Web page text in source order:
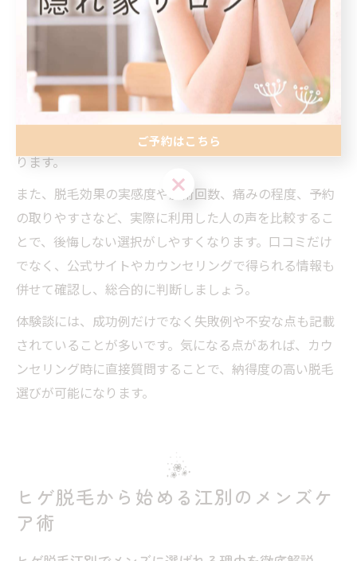
江別脱毛メンズが自分に合った脱毛サロンやクリニック
を選ぶ際、口コミや実際の効果を活用することが効果的
です。インターネット上の口コミサイトやSNS、ホット
ペッパーなどで、施術の満足度や店舗の雰囲気、スタッ
フ対応の評価をチェックしましょう。特にヒゲ脱毛や
VIO脱毛など、部位ごとの体験談はリアルな情報源とな
ります。
また、脱毛効果の実感度や施術回数、痛みの程度、予約
の取りやすさなど、実際に利用した人の声を比較するこ
とで、後悔しない選択がしやすくなります。口コミだけ
でなく、公式サイトやカウンセリングで得られる情報も
併せて確認し、総合的に判断しましょう。
体験談には、成功例だけでなく失敗例や不安な点も記載
されていることが多いです。気になる点があれば、カウ
ンセリング時に直接質問することで、納得度の高い脱毛
選びが可能になります。
ヒゲ脱毛から始める江別のメンズケ
ア術
ご予約はこちら
ご予約はこちら